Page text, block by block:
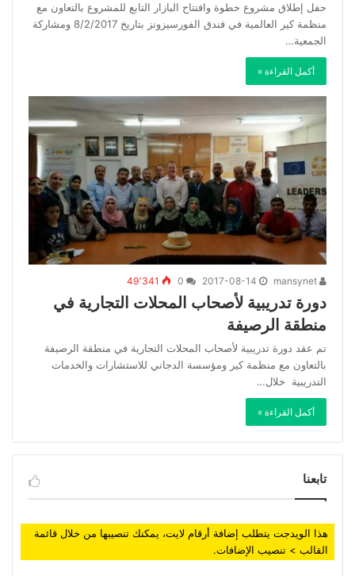
حفل إطلاق مشروع خطوة وافتتاح البازار التابع للمشروع بالتعاون مع
منظمة كير العالمية في فندق الفورسيزونز بتاريخ 8/2/2017 ومشاركة
الجمعية…
أكمل القراءة »
2017-08-14 49٬341
دورة تدريبية لأصحاب المحلات التجارية في
منطقة الرصيفة
تم عقد دورة تدريبية لأصحاب المحلات التجارية في منطقة الرصيفة
بالتعاون مع منظمة كير ومؤسسة الدجاني للاستشارات والخدمات
التدريبية خلال…
أكمل القراءة »
تابعنا
هذا الويدجت يتطلب إضافة أرقام لايت، يمكنك تنصيبها من خلال قائمة
القالب > تنصيب الإضافات.